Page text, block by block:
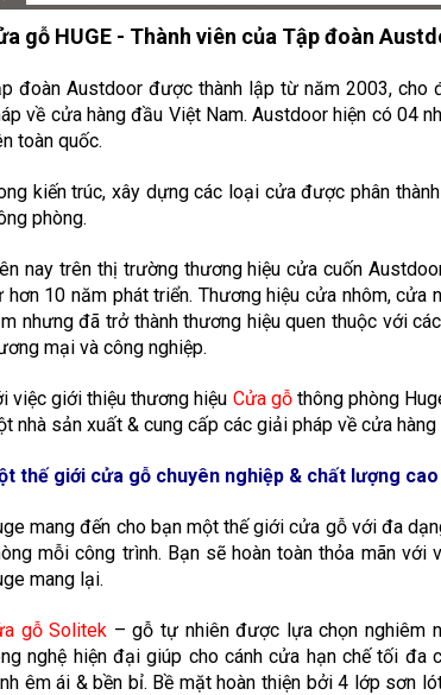
gỗ HUGE - Thành viên của Tập đoàn
đoàn Austdoor được thành lập từ năm 2003, cho
về cửa hàng đầu Việt Nam. Austdoor hiện có 04
toàn quốc.
kiến trúc, xây dựng các loại cửa được phân
phòng.
nay trên thị trường thương hiệu cửa cuốn
hơn 10 năm phát triển. Thương hiệu cửa nhôm, cửa
nhưng đã trở thành thương hiệu quen thuộc với
mại và công nghiệp.
việc giới thiệu thương hiệu Cửa gỗthông phòng
nhà sản xuất & cung cấp các giải pháp về cửa
thế giới cửa gỗ chuyên nghiệp & chất lượng cao
mang đến cho bạn một thế giới cửa gỗ với đa
mỗi công trình. Bạn sẽ hoàn toàn thỏa mãn
mang lại.
gỗ Solitek – gỗ tự nhiên được lựa chọn nghiêm
nghệ hiện đại giúp cho cánh cửa hạn chế tối
êm ái & bền bỉ. Bề mặt hoàn thiện bởi 4 lớp sơn